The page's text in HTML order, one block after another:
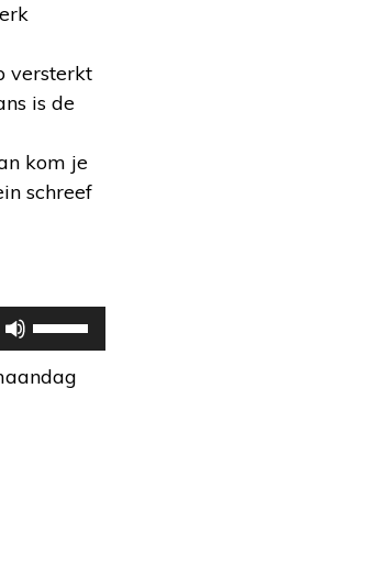
versterkt
is de
kom je
schreef
Gebruik
Omhoog/Omlaag
pijltoetsen